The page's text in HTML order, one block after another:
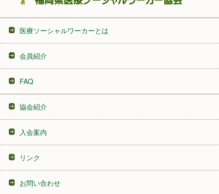
医療ソーシャルワーカーとは
会員紹介
FAQ
協会紹介
入会案内
リンク
お問い合わせ